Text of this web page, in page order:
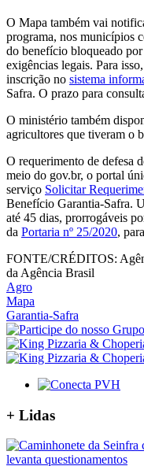
O Mapa também vai
programa, nos municípios
do benefício bloqueado
exigências legais. Para
inscrição no sistema
Safra. O prazo para
O ministério também
agricultores que tiveram o
O requerimento de defesa
meio do gov.br, o portal
serviço Solicitar
Benefício Garantia-Safra.
até 45 dias, prorrogáveis
da Portaria nº 25/2020,
FONTE/CRÉDITOS:
da Agência Brasil
Agro
Mapa
Garantia-Safra
+ Lidas